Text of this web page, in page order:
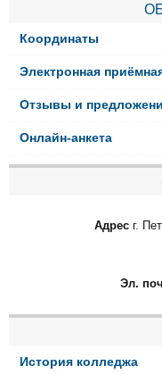
Координаты
Электронная
Отзывы и
Онлайн-анкета
Адрес г.
Эл.
История колледжа